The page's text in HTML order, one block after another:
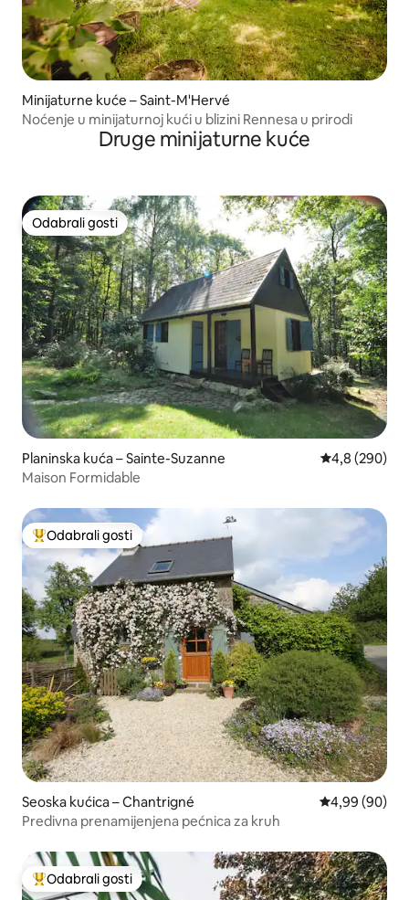
Minijaturne kuće – Saint-M'Hervé
Noćenje u minijaturnoj kući u blizini Rennesa u prirodi
Druge minijaturne kuće
Odabrali gosti
Odabrali gosti
Planinska kuća – Sainte-Suzanne Prosječna
4,8 (290)
Maison Formidable
Među najviše rangiranima s oznakom „Odabrali gosti”
Odabrali gosti
Seoska kućica – Chantrigné Prosječna
4,99 (90)
Predivna prenamijenjena pećnica za kruh
Među najviše rangiranima s oznakom „Odabrali gosti”
Odabrali gosti